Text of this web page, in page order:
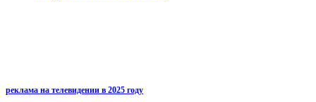
реклама на телевидении в 2025 году